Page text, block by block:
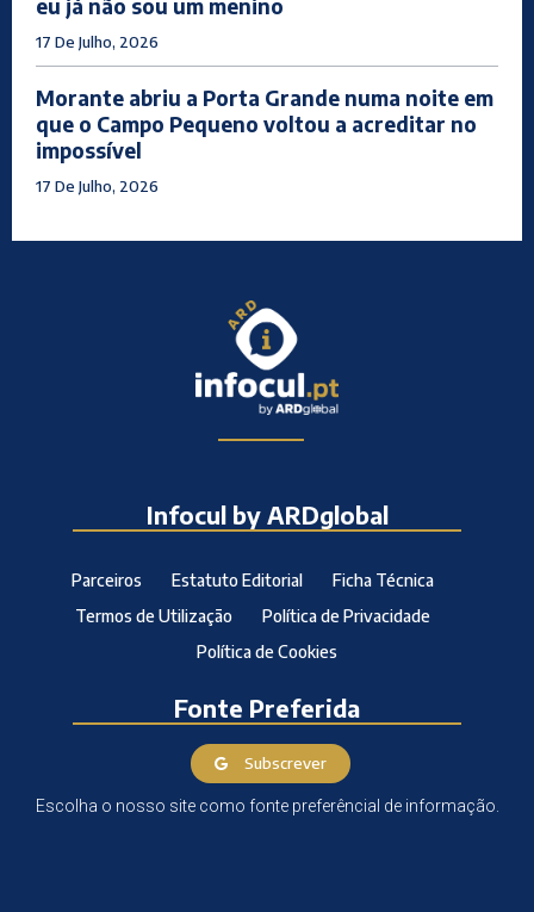
eu já não sou um menino
17 De Julho, 2026
Morante abriu a Porta Grande numa noite em
que o Campo Pequeno voltou a acreditar no
impossível
17 De Julho, 2026
Infocul by ARDglobal
Parceiros Estatuto Editorial
Ficha Técnica
Termos de Utilização
Política de Privacidade
Política de Cookies
Fonte Preferida
Subscrever
Escolha o nosso site como fonte preferêncial de informação.